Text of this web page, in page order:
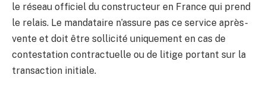
le réseau officiel du constructeur en France qui prend
le relais. Le mandataire n’assure pas ce service après-
vente et doit être sollicité uniquement en cas de
contestation contractuelle ou de litige portant sur la
transaction initiale.